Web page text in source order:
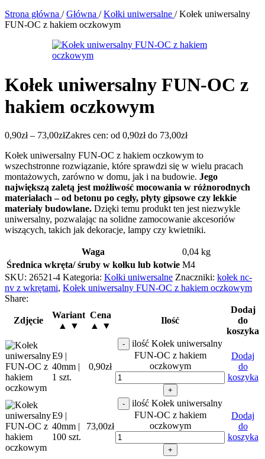
Strona główna / Główna / Kołki uniwersalne / Kołek uniwersalny
FUN-OC z hakiem oczkowym
Kołek uniwersalny FUN-OC z
hakiem oczkowym
0,90zł – 73,00złZakres cen: od 0,90zł do 73,00zł
Kołek uniwersalny FUN-OC z hakiem oczkowym to
wszechstronne rozwiązanie, które sprawdzi się w wielu pracach
montażowych, zarówno w domu, jak i na budowie. Jego
największą zaletą jest możliwość mocowania w różnorodnych
materiałach – od betonu po cegły, płyty gipsowe czy lekkie
materiały budowlane. Dzięki temu produkt ten jest niezwykle
uniwersalny, pozwalając na solidne zamocowanie akcesoriów
wiszących, takich jak dekoracje, lampy czy kwietniki.
Waga
0,04 kg
Średnica wkręta/ śruby w kołku lub kotwie M4
SKU: 26521-4 Kategoria: Kołki uniwersalne Znaczniki: kołek nc-
nv z wkrętami, Kołek uniwersalny FUN-OC z hakiem oczkowym
Share:
Zdjęcie
Wariant
▲ ▼
Cena
▲ ▼
Ilość
Dodaj
do
koszyka
E9 |
40mm |
1 szt.
0,90zł
-
ilość Kołek uniwersalny
FUN-OC z hakiem
oczkowym
+
Dodaj
do
koszyka
E9 |
40mm |
100 szt.
73,00zł
-
ilość Kołek uniwersalny
FUN-OC z hakiem
oczkowym
+
Dodaj
do
koszyka